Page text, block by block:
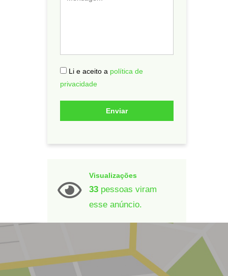
Li e aceito a política de
privacidade
Enviar
Visualizações
33 pessoas viram
esse anúncio.